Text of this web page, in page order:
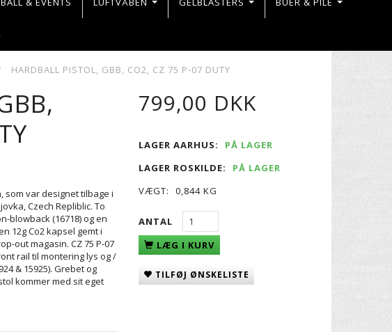
HARDBALL PISTOL, GBB, CO2, CZ 75 P-07 DUTY
som var designet tilbage i
Czech Repliblic. To
blowback (16718) og en
12g Co2 kapsel gemt i
out magasin. CZ 75 P-07
rail til montering lys og /
& 15925). Grebet og
kommer med sit eget
799,00 DKK
LAGER AARHUS:
PÅ LAGER
LAGER ROSKILDE:
PÅ LAGER
VÆGT:
0,844 KG
ANTAL
LÆG I KURV
TILFØJ ØNSKELISTE